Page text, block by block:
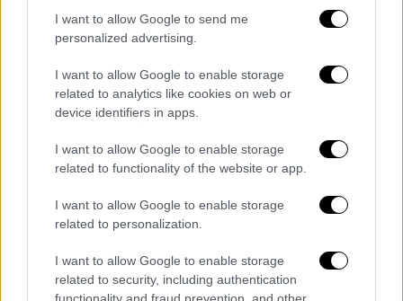
I want to allow Google to send me
personalized advertising.
I want to allow Google to enable storage
related to analytics like cookies on web or
device identifiers in apps.
I want to allow Google to enable storage
related to functionality of the website or app.
I want to allow Google to enable storage
related to personalization.
I want to allow Google to enable storage
related to security, including authentication
functionality and fraud prevention, and other
Μεταξύ 1946 και 1947, το Ινστιτούτο
πραγματοποίησε τρεις έρευνες για τον
θαμμένο θησαυρό. Η πρώτη ήταν ανεπιτυχής,
καθώς το έδαφος ήταν πολύ παγωμένο
εκείνη την περίοδο για να σκαφτεί. Κατά τη
δεύτερη απόπειρα, χρησιμοποιήθηκε και
ανιχνευτής μετάλλων και πάλι, όμως, ουδέν
ζητήθηκε η αρωγή του Χέλμουτ, που
επέστρεψε στην περιοχή για να βοηθήσει,
αλλά ξανά δεν βρέθηκε το παραμικρό. Στη
συνέχεια, το Ινστιτούτο έβαλε στην αποθήκη